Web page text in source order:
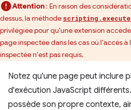
Attention : En raison des
dessus, la méthode
privilégiée pour qu'une extension
page inspectée dans les cas où l'accès
inspectée n'est pas requis.
Notez qu'une page peut inclure
d'exécution JavaScript
possède son propre contexte,